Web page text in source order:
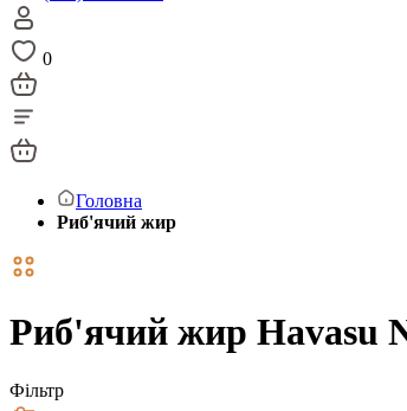
0
Головна
Риб'ячий жир
Риб'ячий жир Havasu
Фільтр